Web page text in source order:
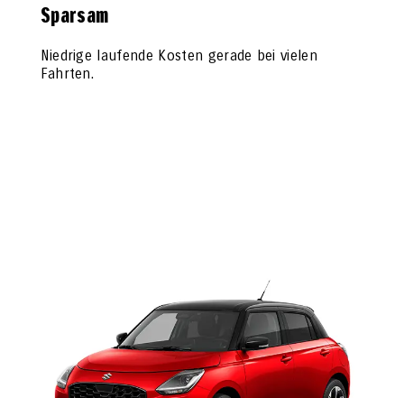
Sparsam
Niedrige laufende Kosten gerade bei vielen
Fahrten.